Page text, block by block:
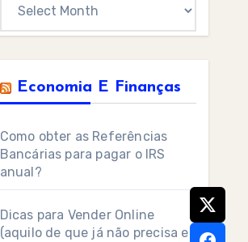
Economia E Finanças
Como obter as Referências
Bancárias para pagar o IRS
anual?
Dicas para Vender Online
(aquilo de que já não precisa e